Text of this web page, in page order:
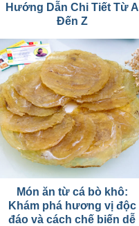
Hướng Dẫn Chi Tiết Từ A
Đến Z
Món ăn từ cá bò khô:
Khám phá hương vị độc
đáo và cách chế biến dễ